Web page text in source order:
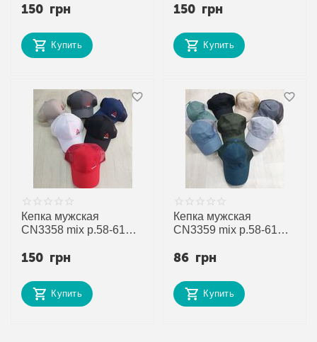
оптом от прямого
150 грн
Купить
оптом от прямого
150 грн
Купить
Кепка мужская
CN3358 mix р.58-61
оптом от прямого
150 грн
Купить
Кепка мужская
CN3359 mix р.58-61
оптом от прямого
86 грн
Купить